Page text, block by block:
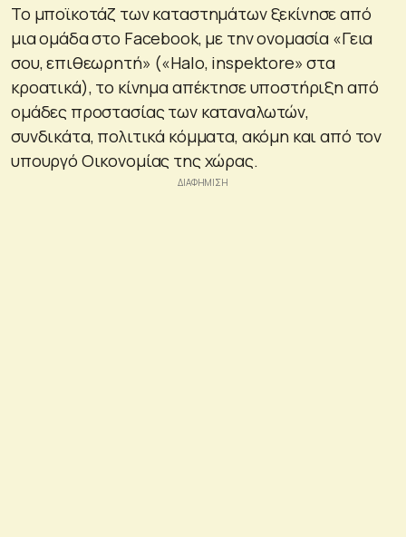
Το μποϊκοτάζ των καταστημάτων ξεκίνησε από
μια ομάδα στο Facebook, με την ονομασία «Γεια
σου, επιθεωρητή» («Halo, inspektore» στα
κροατικά), το κίνημα απέκτησε υποστήριξη από
ομάδες προστασίας των καταναλωτών,
συνδικάτα, πολιτικά κόμματα, ακόμη και από τον
υπουργό Οικονομίας της χώρας.